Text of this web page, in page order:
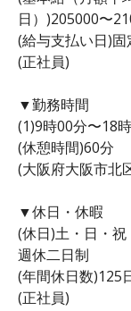
日）)205000〜
(給与支払い日)
(正社員)
▼勤務時間
(1)9時00分〜18
(休憩時間)60分
(大阪府大阪市北
▼休日・休暇
(休日)土・日・祝
週休二日制
(年間休日数)125
(正社員)